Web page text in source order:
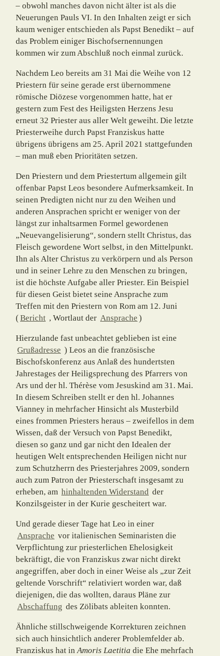
– obwohl manches davon nicht älter ist als die
Neuerungen Pauls VI. In den Inhalten zeigt er sich
kaum weniger entschieden als Papst Benedikt – auf
das Problem einiger Bischofsernennungen
kommen wir zum Abschluß noch einmal zurück.
Nachdem Leo bereits am 31 Mai die Weihe von 12
Priestern für seine gerade erst über­nommene
römische Diözese vorgenommen hatte, hat er
gestern zum Fest des Heiligsten Herzens Jesu
erneut 32 Priester aus aller Welt geweiht. Die letzte
Priesterweihe durch Papst Franziskus hatte
übrigens übrigens am 25. April 2021 stattgefunden
– man muß eben Prioritäten setzen.
Den Priestern und dem Priestertum allgemein gilt
offenbar Papst Leos besondere Auf­merk­samkeit. In
seinen Predigten nicht nur zu den Weihen und
anderen Ansprachen spricht er weniger von der
längst zur inhaltsarmen Formel gewordenen
„Neuevangeli­sierung“, sondern stellt Christus, das
Fleisch gewordene Wort selbst, in den Mittelpunkt.
Ihn als Alter Christus zu verkörpern und als Person
und in seiner Lehre zu den Men­schen zu bringen,
ist die höchste Aufgabe aller Priester. Ein Beispiel
für diesen Geist bietet seine Ansprache zum
Treffen mit den Priestern von Rom am 12. Juni
( Bericht , Wortlaut der Ansprache )
Hierzulande fast unbeachtet geblieben ist eine
Grußadresse ) Leos an die französische
Bischofskonferenz aus Anlaß des hundertsten
Jahrestages der Heiligsprechung des Pfarrers von
Ars und der hl. Thérèse vom Jesuskind am 31. Mai.
In diesem Schreiben stellt er den hl. Johannes
Vianney in mehrfacher Hinsicht als Musterbild
eines frommen Priesters heraus – zweifellos in dem
Wissen, daß der Versuch von Papst Benedikt,
diesen so ganz und gar nicht den Idealen der
heutigen Welt entsprechenden Heiligen nicht nur
zum Schutzherrn des Priesterjahres 2009, sondern
auch zum Patron der Priesterschaft insgesamt zu
erheben, am hinhaltenden Widerstand der
Konzilsgeister in der Kurie gescheitert war.
Und gerade dieser Tage hat Leo in einer
Ansprache vor italienischen Seminaristen die
Verpflichtung zur priesterlichen Ehelosigkeit
bekräftigt, die von Franziskus zwar nicht direkt
angegriffen, aber doch in einer Weise als „zur Zeit
geltende Vorschrift“ relativiert worden war, daß
diejenigen, die das wollten, daraus Pläne zur
Abschaffung des Zölibats ableiten konnten.
Ähnliche stillschweigende Korrekturen zeichnen
sich auch hinsichtlich anderer Problem­felder ab.
Franziskus hat inAmoris Laetitia die Ehe mehrfach